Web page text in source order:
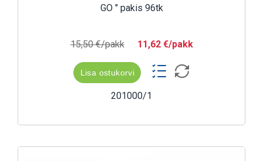
GO " pakis 96tk
15,50 €/pakk 11,62 €/pakk
Lisa ostukorvi
201000/1